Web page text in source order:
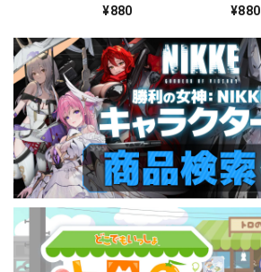
¥880
バー/パッションリ
¥880